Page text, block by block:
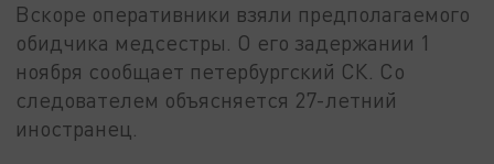
Вскоре оперативники взяли предполагаемого
обидчика медсестры. О его задержании 1
ноября сообщает петербургский СК. Со
следователем объясняется 27-летний
иностранец.